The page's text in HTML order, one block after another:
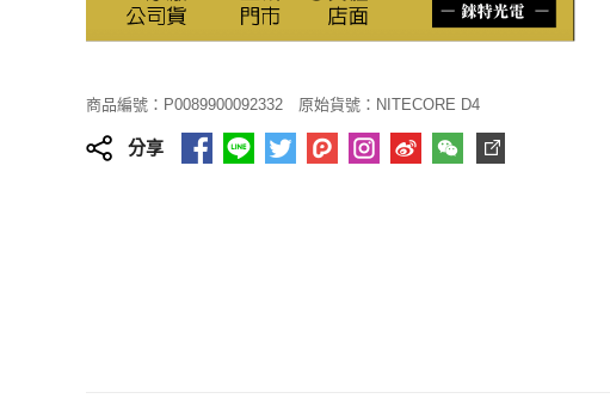
商品編號：P0089900092332 原始貨號：NITECORE D4
分享